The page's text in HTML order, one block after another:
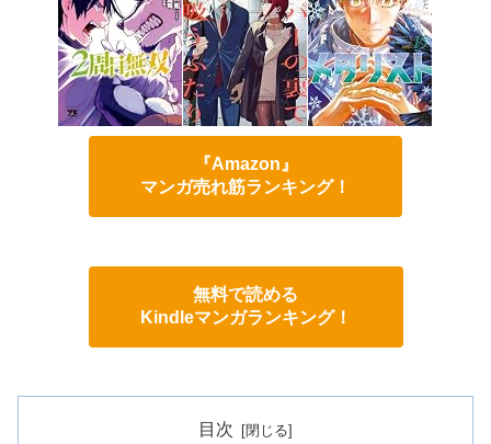
『Amazon』
マンガ売れ筋ランキング！
無料で読める
Kindleマンガランキング！
目次